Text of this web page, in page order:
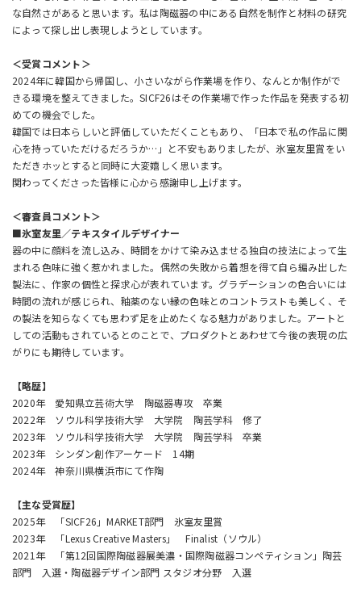
な自然さがあると思います。私は陶磁器の中にある自然を制作と材料の研究
によって探し出し表現しようとしています。
＜受賞コメント＞
2024年に韓国から帰国し、小さいながら作業場を作り、なんとか制作がで
きる環境を整えてきました。SICF26はその作業場で作った作品を発表する初
めての機会でした。
韓国では日本らしいと評価していただくこともあり、「日本で私の作品に関
心を持っていただけるだろうか…」と不安もありましたが、氷室友里賞をい
ただきホッとすると同時に大変嬉しく思います。
関わってくださった皆様に心から感謝申し上げます。
＜審査員コメント＞
■氷室友里／テキスタイルデザイナー
器の中に顔料を流し込み、時間をかけて染み込ませる独自の技法によって生
まれる色味に強く惹かれました。偶然の失敗から着想を得て自ら編み出した
製法に、作家の個性と探求心が表れています。グラデーションの色合いには
時間の流れが感じられ、釉薬のない縁の色味とのコントラストも美しく、そ
の製法を知らなくても思わず足を止めたくなる魅力がありました。アートと
しての活動もされているとのことで、プロダクトとあわせて今後の表現の広
がりにも期待しています。
【略歴】
2020年 愛知県立芸術大学 陶磁器専攻 卒業
2022年 ソウル科学技術大学 大学院 陶芸学科 修了
2023年 ソウル科学技術大学 大学院 陶芸学科 卒業
2023年 シンダン創作アーケード 14期
2024年 神奈川県横浜市にて作陶
【主な受賞歴】
2025年 「SICF26」MARKET部門 氷室友里賞
2023年 「Lexus Creative Masters」 Finalist（ソウル）
2021年 「第12回国際陶磁器展美濃・国際陶磁器コンペティション」陶芸
部門 入選・陶磁器デザイン部門 スタジオ分野 入選